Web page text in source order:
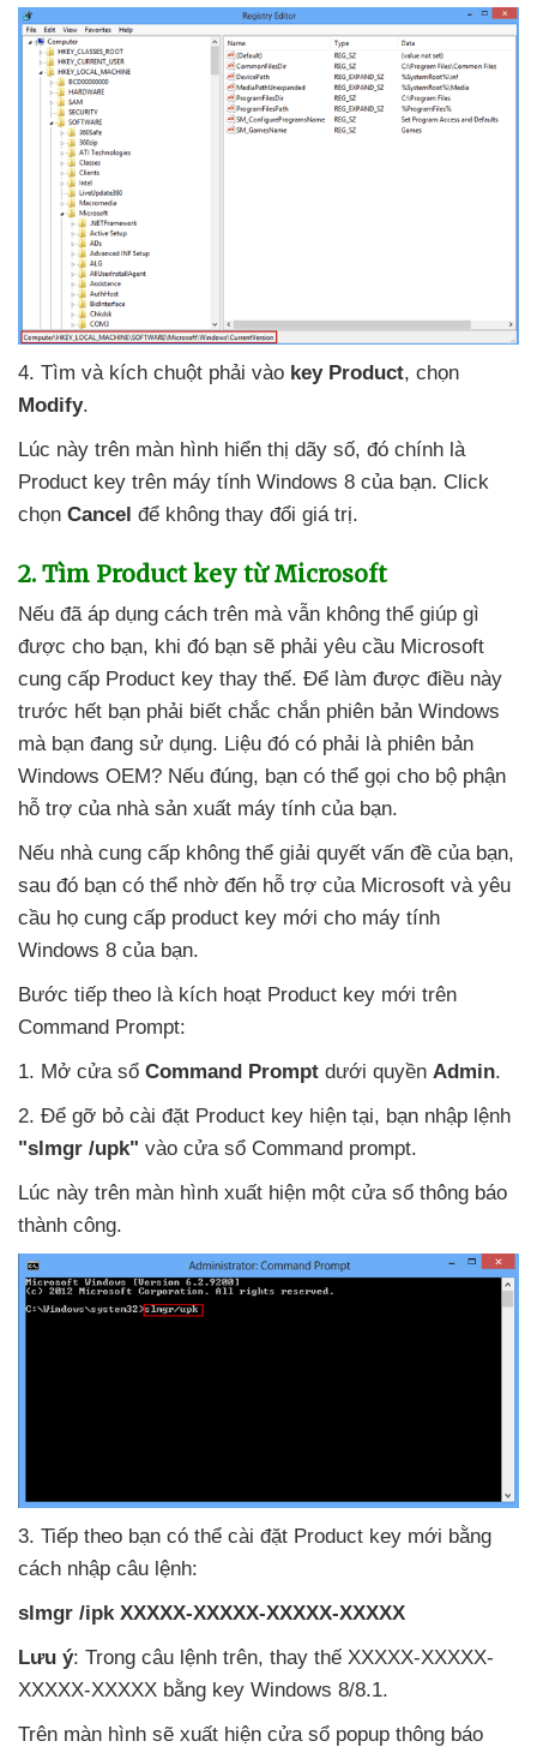
4. Tìm và kích chuột phải vào key Product, chọn
Modify.
Lúc này trên màn hình hiển thị dãy số, đó chính là
Product key trên máy tính Windows 8 của bạn. Click
chọn Cancel để không thay đổi giá trị.
2. Tìm Product key từ Microsoft
Nếu đã áp dụng cách trên mà vẫn không thể giúp gì
được cho bạn, khi đó bạn sẽ phải yêu cầu Microsoft
cung cấp Product key thay thế. Để làm được điều này
trước hết bạn phải biết chắc chắn phiên bản Windows
mà bạn đang sử dụng. Liệu đó có phải là phiên bản
Windows OEM? Nếu đúng, bạn có thể gọi cho bộ phận
hỗ trợ của nhà sản xuất máy tính của bạn.
Nếu nhà cung cấp không thể giải quyết vấn đề của bạn,
sau đó bạn có thể nhờ đến hỗ trợ của Microsoft và yêu
cầu họ cung cấp product key mới cho máy tính
Windows 8 của bạn.
Bước tiếp theo là kích hoạt Product key mới trên
Command Prompt:
1. Mở cửa sổ Command Prompt dưới quyền Admin.
2. Để gỡ bỏ cài đặt Product key hiện tại, bạn nhập lệnh
"slmgr /upk" vào cửa sổ Command prompt.
Lúc này trên màn hình xuất hiện một cửa sổ thông báo
thành công.
3. Tiếp theo bạn có thể cài đặt Product key mới bằng
cách nhập câu lệnh:
slmgr /ipk XXXXX-XXXXX-XXXXX-XXXXX
Lưu ý: Trong câu lệnh trên, thay thế XXXXX-XXXXX-
XXXXX-XXXXX bằng key Windows 8/8.1.
Trên màn hình sẽ xuất hiện cửa sổ popup thông báo